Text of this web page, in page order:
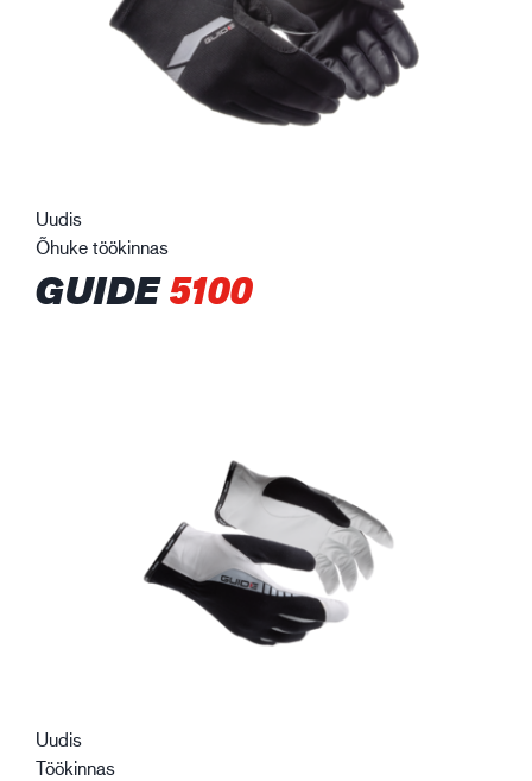
Uudis
Õhuke töökinnas
GUIDE5100
Uudis
Töökinnas